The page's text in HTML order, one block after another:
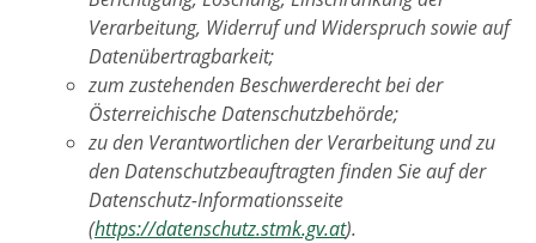
Verarbeitung, Widerruf und Widerspruch sowie auf
Datenübertragbarkeit;
zum zustehenden Beschwerderecht bei der
Österreichische Datenschutzbehörde;
zu den Verantwortlichen der Verarbeitung und zu
den Datenschutzbeauftragten finden Sie auf der
Datenschutz-Informationsseite
(https://datenschutz.stmk.gv.at).